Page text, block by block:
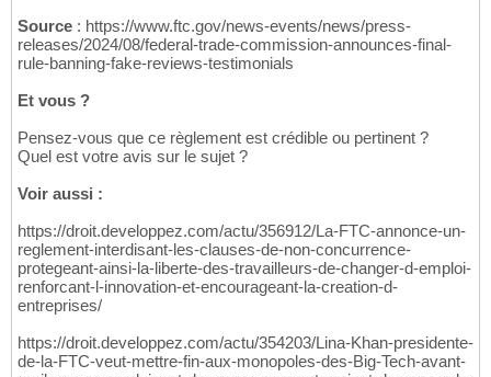
Source : https://www.ftc.gov/news-events/news/press-
releases/2024/08/federal-trade-commission-announces-final-
rule-banning-fake-reviews-testimonials
Et vous ?
Pensez-vous que ce règlement est crédible ou pertinent ?
Quel est votre avis sur le sujet ?
Voir aussi :
https://droit.developpez.com/actu/356912/La-FTC-annonce-un-
reglement-interdisant-les-clauses-de-non-concurrence-
protegeant-ainsi-la-liberte-des-travailleurs-de-changer-d-emploi-
renforcant-l-innovation-et-encourageant-la-creation-d-
entreprises/
https://droit.developpez.com/actu/354203/Lina-Khan-presidente-
de-la-FTC-veut-mettre-fin-aux-monopoles-des-Big-Tech-avant-